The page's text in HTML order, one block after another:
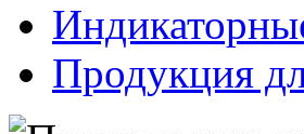
Продукция